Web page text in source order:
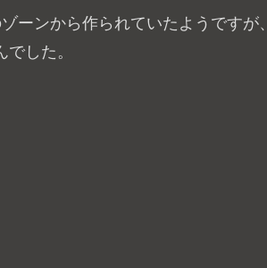
ーンから作られていたようですが、
した。